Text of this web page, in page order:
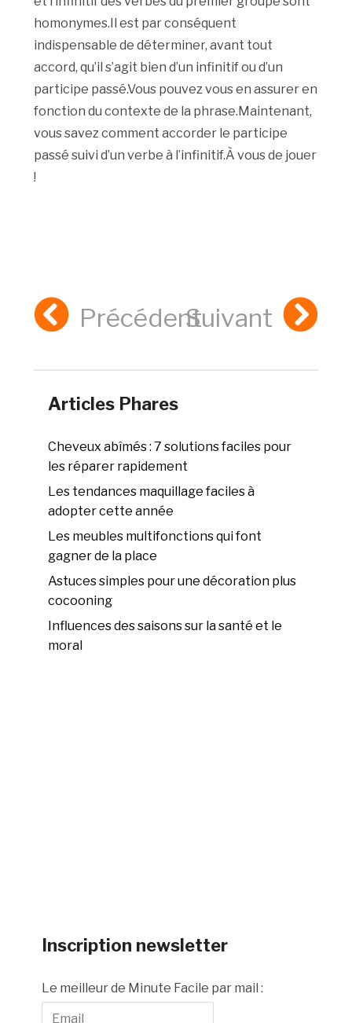
homonymes.Il est par conséquent
indispensable de déterminer, avant tout
accord, qu’il s’agit bien d’un infinitif ou d’un
participe passé.Vous pouvez vous en assurer en
fonction du contexte de la phrase.Maintenant,
vous savez comment accorder le participe
passé suivi d’un verbe à l’infinitif.À vous de jouer
!
PrécédentSuivant
Articles Phares
Cheveux abîmés : 7 solutions faciles pour
les réparer rapidement
Les tendances maquillage faciles à
adopter cette année
Les meubles multifonctions qui font
gagner de la place
Astuces simples pour une décoration plus
cocooning
Influences des saisons sur la santé et le
moral
Inscription newsletter
Le meilleur de Minute Facile par mail :